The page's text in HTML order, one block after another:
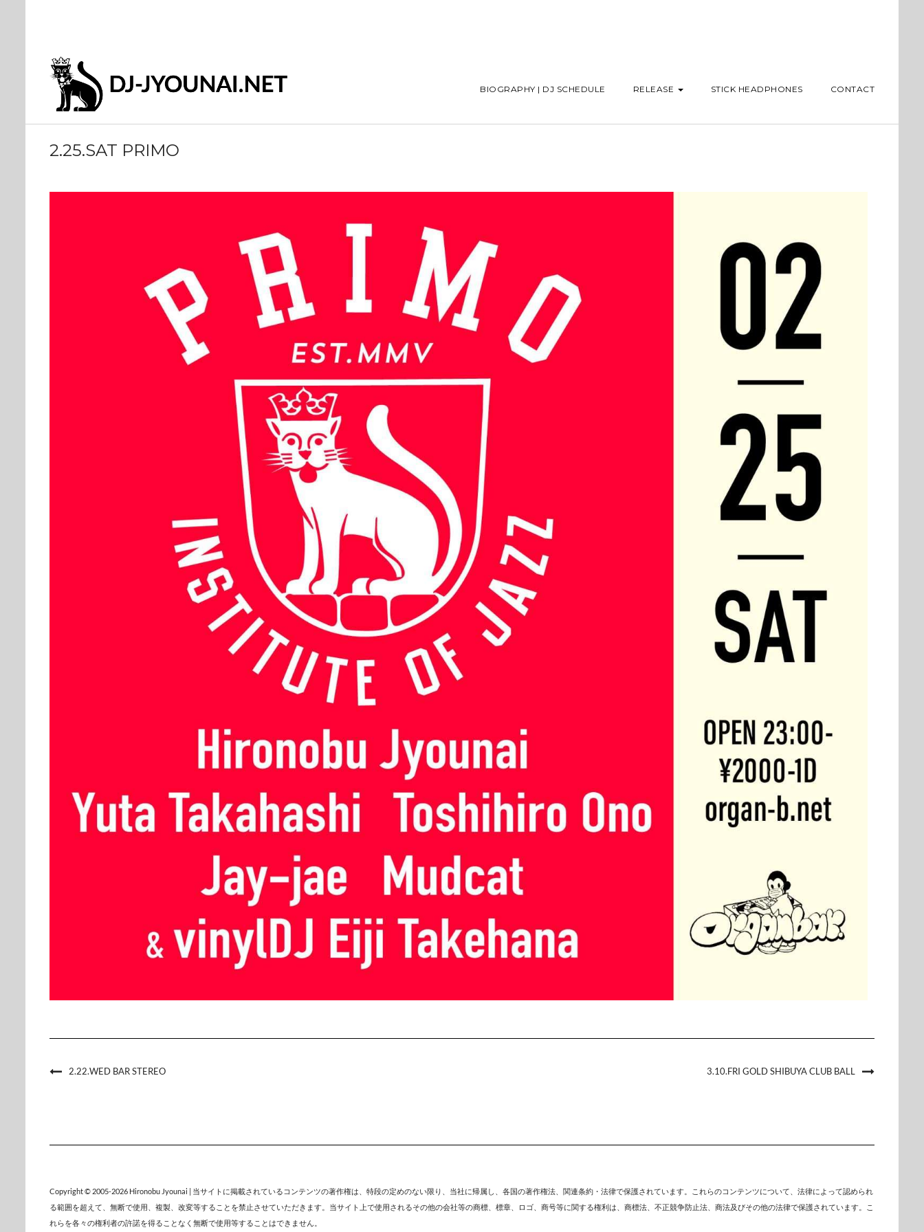
BIOGRAPHY | DJ SCHEDULE RELEASE STICK HEADPHONES CONTACT
2.25.SAT PRIMO
2.22.WED BAR STEREO 3.10.FRI GOLD SHIBUYA CLUB BALL
Copyright © 2005-2026 Hironobu Jyounai | 当サイトに掲載されているコンテンツの著作権は、特段の定めのない限り、 当社に帰属し、各国の著作権法、関連条約・法律で保護されています。これらのコンテンツについて、法律によって認められ
る範囲を超えて、無断で使用、複製、改変等することを禁止させていただきます。当サイト上で使用されるその他の会社等の商標、標章、ロゴ、商号等に関する権利は、商標法、不正競争防止法、商法及びその他の法律で保護されています。こ
れらを各々の権利者の許諾を得ることなく無断で使用等することはできません。